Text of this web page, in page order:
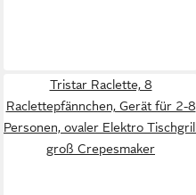
Tristar Raclette, 8
Raclettepfännchen, Gerät für 2-8
Personen, ovaler Elektro Tischgrill
groß Crepesmaker